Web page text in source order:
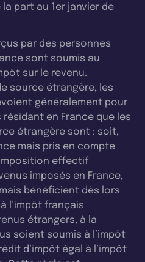
part au 1er janvier de
par des personnes
sont soumis au
sur le revenu.
source étrangère, les
généralement pour
résidant en France que les
étrangère sont : soit,
mais pris en compte
effectif
imposés en France,
bénéficient dès lors
l’impôt français
étrangers, à la
soient soumis à l’impôt
d’impôt égal à l’impôt